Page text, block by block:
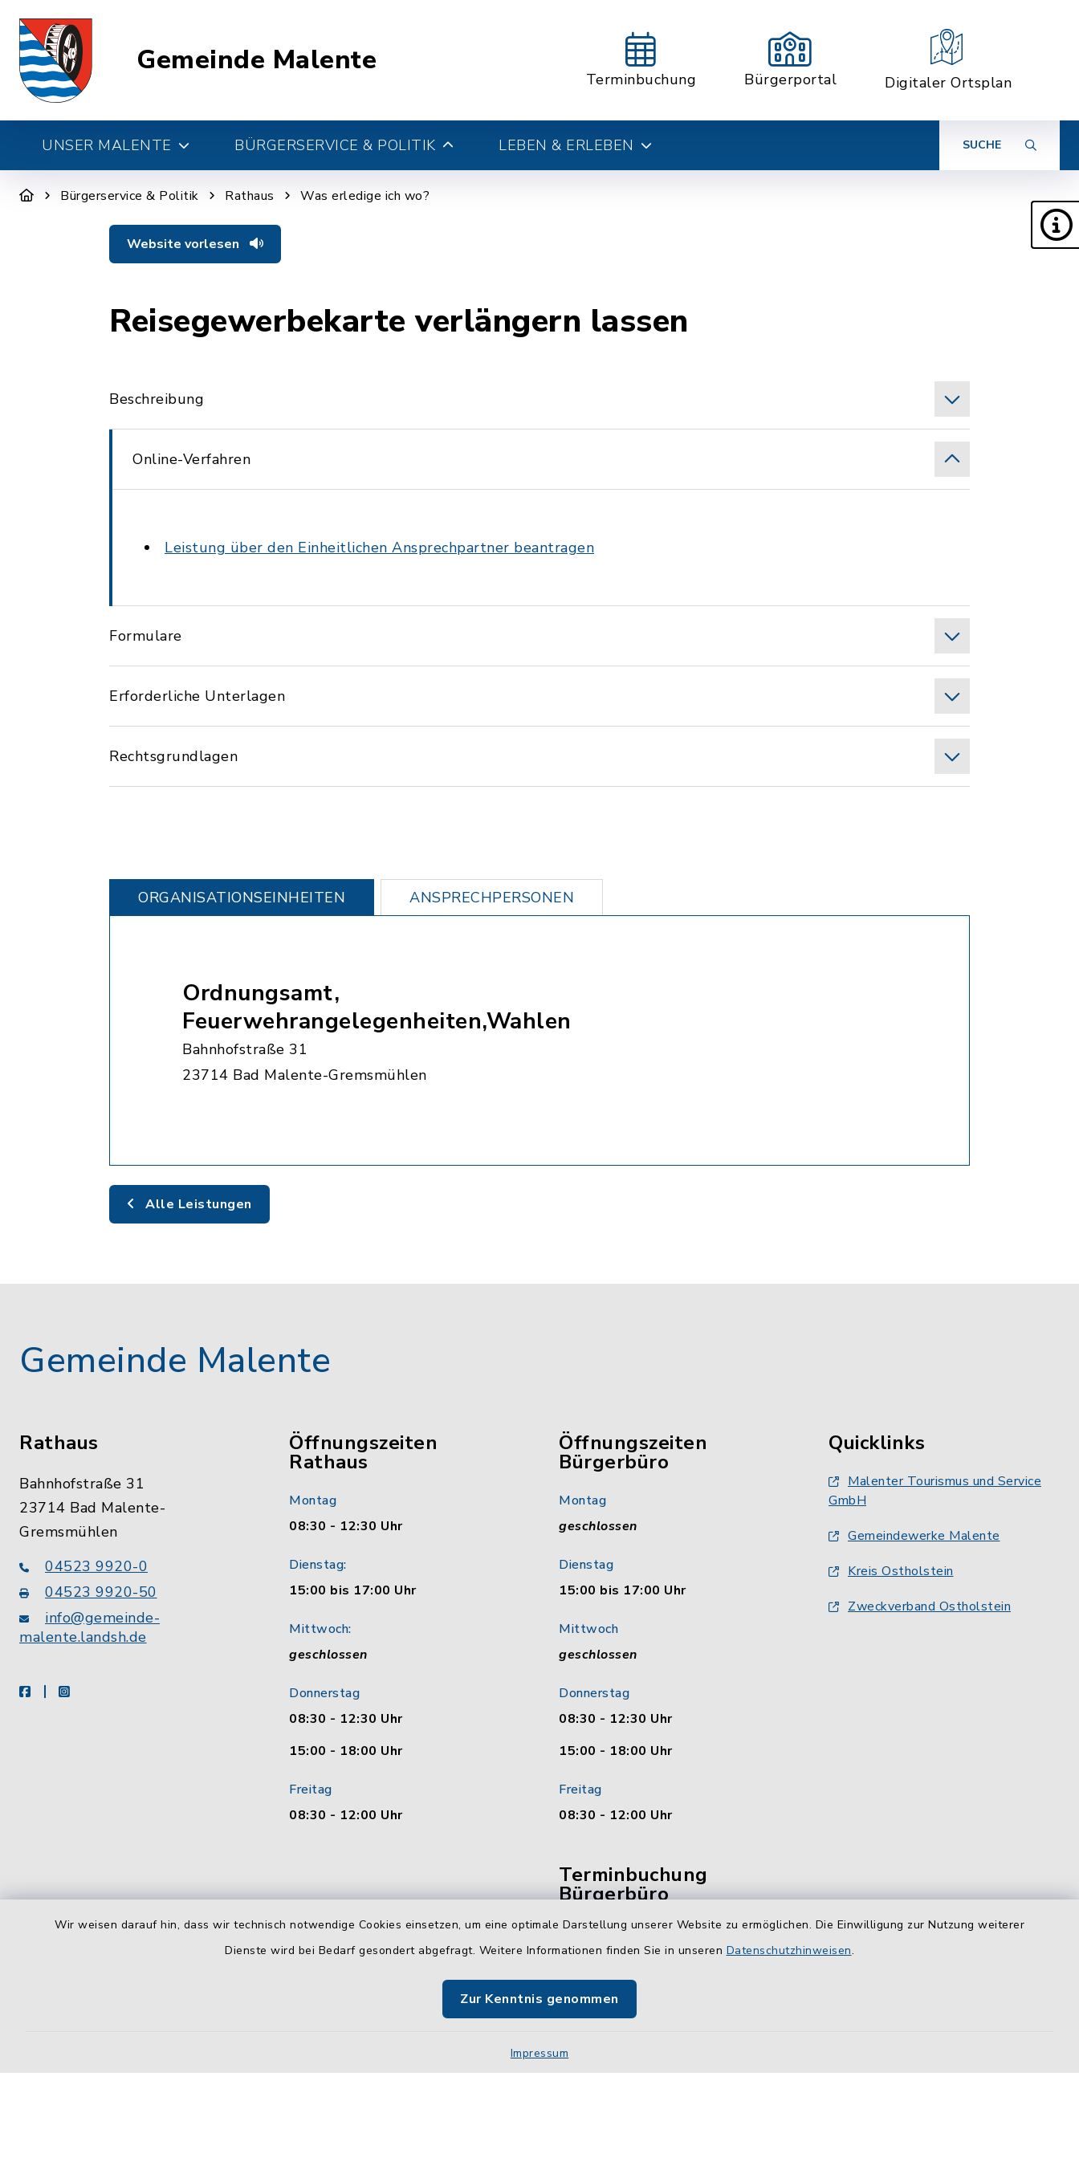
Wir weisen darauf hin, dass wir technisch notwendige Cookies einsetzen, um eine optimale Darstellung unserer Website zu ermöglichen. Die Einwilligung zur Nutzung weiterer
Dienste wird bei Bedarf gesondert abgefragt. Weitere Informationen finden Sie in unseren Datenschutzhinweisen.
Zur Kenntnis genommen
Impressum
Gemeinde Malente
Terminbuchung Bürgerportal Digitaler Ortsplan
UNSER MALENTE BÜRGERSERVICE & POLITIK LEBEN & ERLEBEN SUCHE
Bürgerservice & Politik Rathaus Was erledige ich wo?
Website vorlesen
Reisegewerbekarte verlängern lassen
Beschreibung
Online-Verfahren
Leistung über den Einheitlichen Ansprechpartner beantragen
Formulare
Erforderliche Unterlagen
Rechtsgrundlagen
ORGANISATIONS­EINHEITEN ANSPRECHPERSONEN
Ordnungsamt,
Feuerwehrangelegenheiten,Wahlen
Bahnhofstraße 31
23714 Bad Malente-Gremsmühlen
Alle Leistungen
Gemeinde Malente
Rathaus
Bahnhofstraße 31
23714 Bad Malente-
Gremsmühlen
04523 9920-0
04523 9920-50
info@gemeinde-
malente.landsh.de
facebookinstagram
Öffnungszeiten
Rathaus
Montag
08:30 - 12:30 Uhr
Dienstag:
15:00 bis 17:00 Uhr
Mittwoch:
geschlossen
Donnerstag
08:30 - 12:30 Uhr
15:00 - 18:00 Uhr
Freitag
08:30 - 12:00 Uhr
Öffnungszeiten
Bürgerbüro
Montag
geschlossen
Dienstag
15:00 bis 17:00 Uhr
Mittwoch
geschlossen
Donnerstag
08:30 - 12:30 Uhr
15:00 - 18:00 Uhr
Freitag
08:30 - 12:00 Uhr
Terminbuchung
Bürgerbüro
Vereinbaren Sie hier bequem
online Ihren Termin für das
Jetzt Termin buchen
Quicklinks
Malenter Tourismus und Service
GmbH
Gemeindewerke Malente
Kreis Ostholstein
Zweckverband Ostholstein